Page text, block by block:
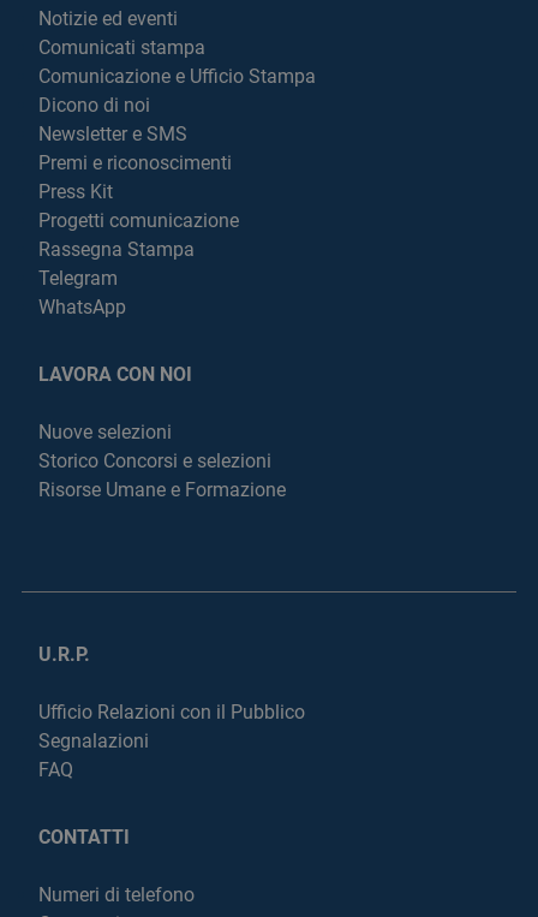
Notizie ed eventi
Comunicati stampa
Comunicazione e Ufficio Stampa
Dicono di noi
Newsletter e SMS
Premi e riconoscimenti
Press Kit
Progetti comunicazione
Rassegna Stampa
Telegram
WhatsApp
LAVORA CON NOI
Nuove selezioni
Storico Concorsi e selezioni
Risorse Umane e Formazione
U.R.P.
Ufficio Relazioni con il Pubblico
Segnalazioni
FAQ
CONTATTI
Numeri di telefono